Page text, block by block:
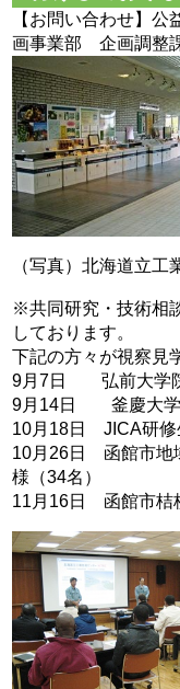
【お問い合わせ】
画事業部 企画調整
（写真）北海道立
※共同研究・技術相
しております。
下記の方々が視察見
9月7日 弘前大学院
9月14日 釜慶大学
10月18日 JICA研修
10月26日 函館市地
様（34名）
11月16日 函館市桔